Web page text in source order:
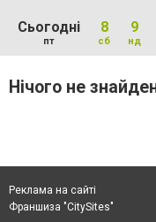
Сьогодні
пт
8
сб
9
нд
Нічого не
Реклама на сайті
Франшиза "CitySites"